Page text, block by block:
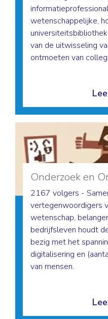
wetenschappelijke,
van de uitwisseling
ontmoeten van
Onderzoek en
2167 volgers -
vertegenwoordigers
wetenschap,
bedrijfsleven houdt
bezig met het
digitalisering en
van mensen.